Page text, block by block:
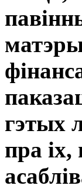
гэтых
пра іх,